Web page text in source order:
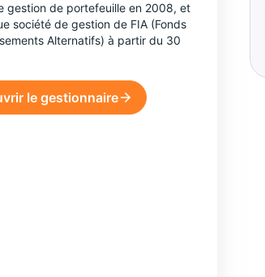
gestion de portefeuille en 2008, et
société de gestion de FIA (Fonds
Alternatifs) à partir du 30
le gestionnaire